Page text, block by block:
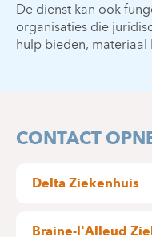
De dienst kan ook
organisaties die
hulp bieden, materiaal
CONTACT
Delta Ziekenhuis
Isabelle
Braine-l'Alleud